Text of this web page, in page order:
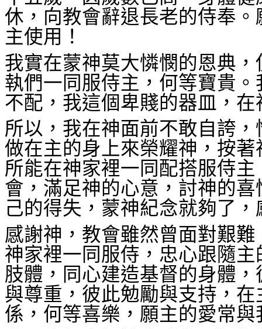
休，向教會辭退長老的侍奉
主使用！
我實在蒙神莫大憐憫的恩典
執們一同服侍主，何等寶貴
不配，我這個卑賤的器皿，
所以，我在神面前不敢自誇
做在主的身上來榮耀神，按
所能在神家裡一同配搭服侍
會，滿足神的心意，討神的
己的得失，蒙神紀念就夠了
感謝神，教會雖然曾面對艱
神家裡一同服侍，忠心跟隨
肢體，同心建造基督的身體
與尊重，彼此勉勵與支持，
係，何等喜樂，願主的愛常與